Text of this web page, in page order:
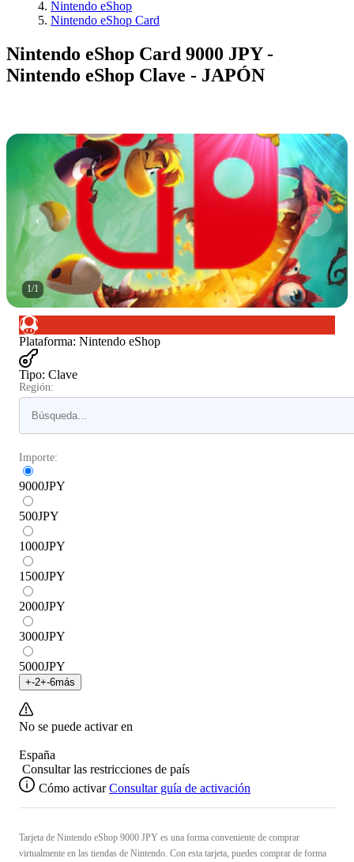
Nintendo eShop
Nintendo eShop Card
Nintendo eShop Card 9000 JPY -
Nintendo eShop Clave - JAPÓN
1/1
Plataforma: Nintendo eShop
Tipo: Clave
Región:
Importe:
9000JPY
500JPY
1000JPY
1500JPY
2000JPY
3000JPY
5000JPY
+-2+-6más
No se puede activar en
España
Consultar las restricciones de país
Cómo activar Consultar guía de activación
Tarjeta de Nintendo eShop 9000 JPY es una forma conveniente de comprar
virtualmente en las tiendas de Nintendo. Con esta tarjeta, puedes comprar de forma